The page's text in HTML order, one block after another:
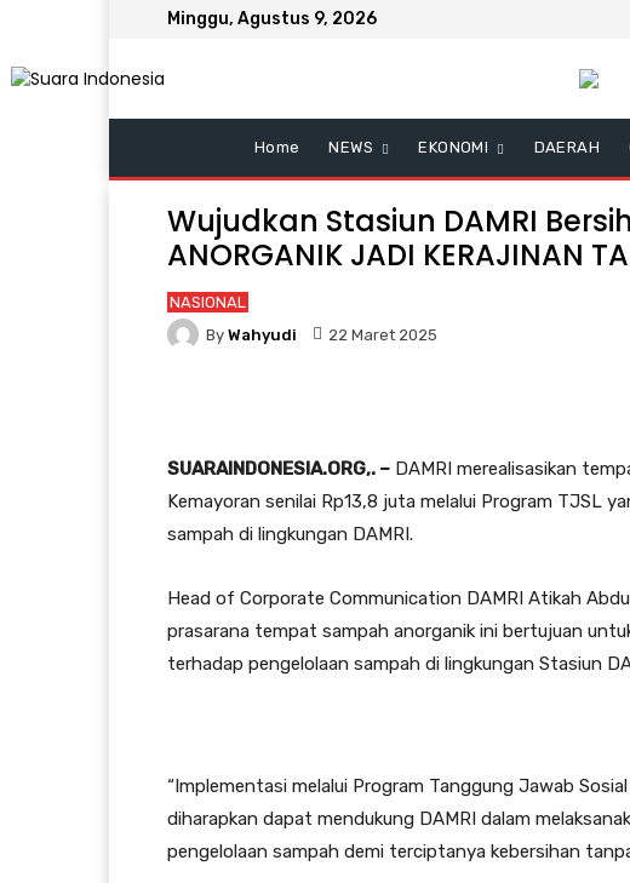
Minggu, Agustus 9, 2026
Home NEWS EKONOMI DAERAH
Wujudkan Stasiun DAMRI
ANORGANIK JADI KERAJINAN
NASIONAL
By Wahyudi 22 Maret 2025
SUARAINDONESIA.ORG,. – DAMRI merealisasikan
Kemayoran senilai Rp13,8 juta melalui Program TJSL
sampah di lingkungan DAMRI.
Head of Corporate Communication DAMRI Atikah
prasarana tempat sampah anorganik ini bertujuan
terhadap pengelolaan sampah di lingkungan Stasiun
“Implementasi melalui Program Tanggung Jawab
diharapkan dapat mendukung DAMRI dalam
pengelolaan sampah demi terciptanya kebersihan